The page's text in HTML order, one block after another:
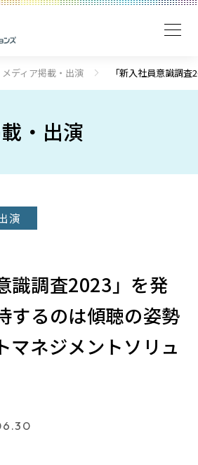
メディア掲載・出演 「新入社員意識調
・出演
演
識調査2023」を発
するのは傾聴の姿勢
マネジメントソリュ